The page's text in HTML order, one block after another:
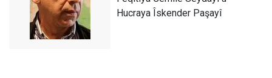
Hucraya Îskender Paşayî